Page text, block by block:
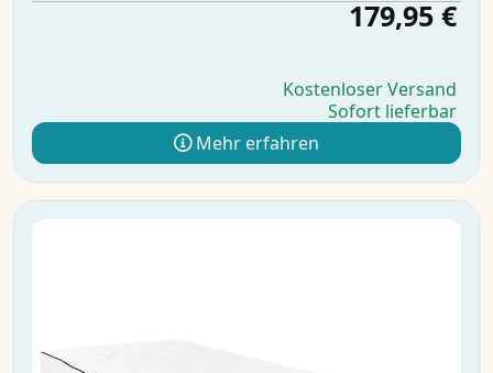
179,95 €
Kostenloser Versand
Sofort lieferbar
Mehr erfahren